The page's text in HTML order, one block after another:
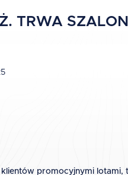
TRWA
promocyjnymi